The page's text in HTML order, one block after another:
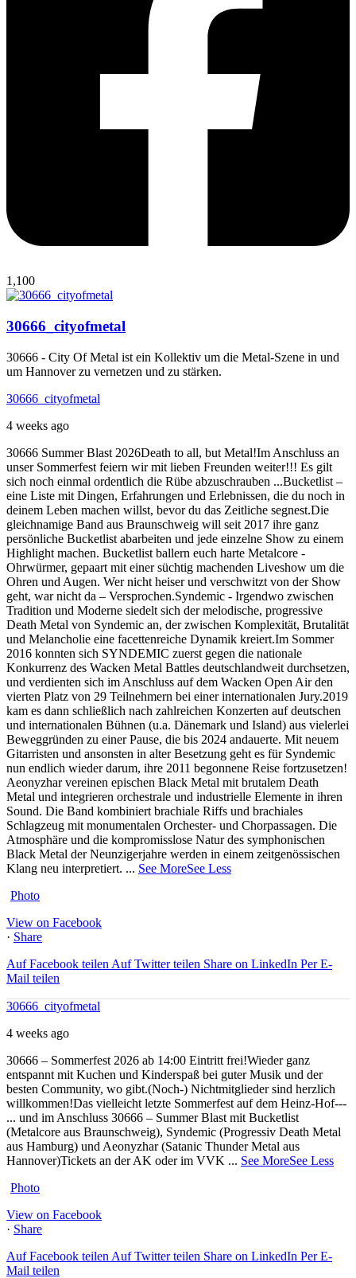
1,100
30666_cityofmetal
30666 - City Of Metal ist ein Kollektiv um die Metal-Szene in und
um Hannover zu vernetzen und zu stärken.
30666_cityofmetal
4 weeks ago
30666 Summer Blast 2026Death to all, but Metal!Im Anschluss an
unser Sommerfest feiern wir mit lieben Freunden weiter!!! Es gilt
sich noch einmal ordentlich die Rübe abzuschrauben ...Bucketlist –
eine Liste mit Dingen, Erfahrungen und Erlebnissen, die du noch in
deinem Leben machen willst, bevor du das Zeitliche segnest.Die
gleichnamige Band aus Braunschweig will seit 2017 ihre ganz
persönliche Bucketlist abarbeiten und jede einzelne Show zu einem
Highlight machen. Bucketlist ballern euch harte Metalcore -
Ohrwürmer, gepaart mit einer süchtig machenden Liveshow um die
Ohren und Augen. Wer nicht heiser und verschwitzt von der Show
geht, war nicht da – Versprochen.Syndemic - Irgendwo zwischen
Tradition und Moderne siedelt sich der melodische, progressive
Death Metal von Syndemic an, der zwischen Komplexität, Brutalität
und Melancholie eine facettenreiche Dynamik kreiert.Im Sommer
2016 konnten sich SYNDEMIC zuerst gegen die nationale
Konkurrenz des Wacken Metal Battles deutschlandweit durchsetzen,
und verdienten sich im Anschluss auf dem Wacken Open Air den
vierten Platz von 29 Teilnehmern bei einer internationalen Jury.2019
kam es dann schließlich nach zahlreichen Konzerten auf deutschen
und internationalen Bühnen (u.a. Dänemark und Island) aus vielerlei
Beweggründen zu einer Pause, die bis 2024 andauerte. Mit neuem
Gitarristen und ansonsten in alter Besetzung geht es für Syndemic
nun endlich wieder darum, ihre 2011 begonnene Reise fortzusetzen!
Aeonyzhar vereinen epischen Black Metal mit brutalem Death
Metal und integrieren orchestrale und industrielle Elemente in ihren
Sound. Die Band kombiniert brachiale Riffs und brachiales
Schlagzeug mit monumentalen Orchester- und Chorpassagen. Die
Atmosphäre und die kompromisslose Natur des symphonischen
Black Metal der Neunzigerjahre werden in einem zeitgenössischen
Klang neu interpretiert. ... See MoreSee Less
Photo
View on Facebook
· Share
Auf Facebook teilen Auf Twitter teilen Share on LinkedIn Per E-
Mail teilen
30666_cityofmetal
4 weeks ago
30666 – Sommerfest 2026 ab 14:00 Eintritt frei!Wieder ganz
entspannt mit Kuchen und Kinderspaß bei guter Musik und der
besten Community, wo gibt.(Noch-) Nichtmitglieder sind herzlich
willkommen!Das vielleicht letzte Sommerfest auf dem Heinz-Hof---
... und im Anschluss 30666 – Summer Blast mit Bucketlist
(Metalcore aus Braunschweig), Syndemic (Progressiv Death Metal
aus Hamburg) und Aeonyzhar (Satanic Thunder Metal aus
Hannover)Tickets an der AK oder im VVK ... See MoreSee Less
Photo
View on Facebook
· Share
Auf Facebook teilen Auf Twitter teilen Share on LinkedIn Per E-
Mail teilen